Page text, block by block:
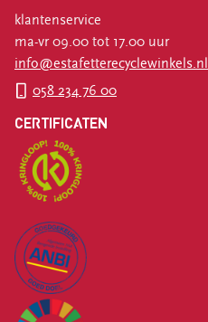
klantenservice
ma-vr 09.00 tot 17.00 uur
info@estafetterecyclewinkels.nl
058 234 76 00
CERTIFICATEN